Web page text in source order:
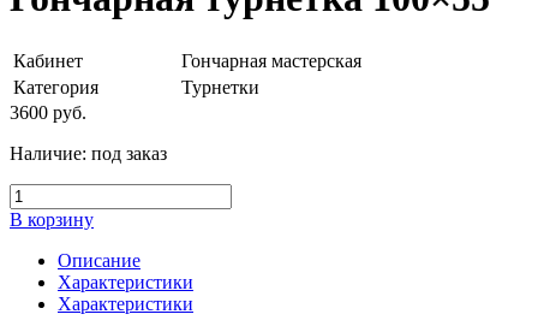
Кабинет
Гончарная мастерская
Категория
Турнетки
3600 руб.
Наличие: под заказ
В корзину
Описание
Характеристики
Характеристики